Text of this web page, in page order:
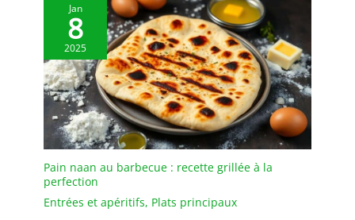
Jan
8
2025
Pain naan au barbecue : recette grillée à la
perfection
Entrées et apéritifs, Plats principaux